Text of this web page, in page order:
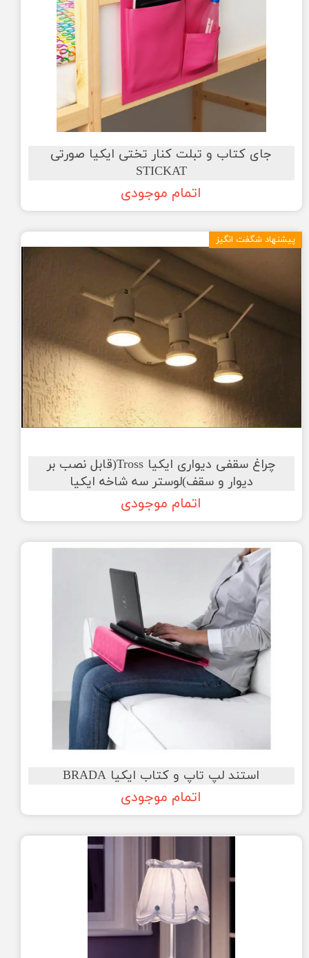
جای کتاب و تبلت کنار تختی ایکیا صورتی
STICKAT
اتمام موجودی
چراغ سقفی دیواری ایکیا Tross(قابل نصب بر
دیوار و سقف)لوستر سه شاخه ایکیا
اتمام موجودی
پیشنهاد شگفت انگیز
استند لپ تاپ و کتاب ایکیا BRADA
اتمام موجودی